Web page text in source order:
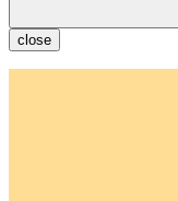
close